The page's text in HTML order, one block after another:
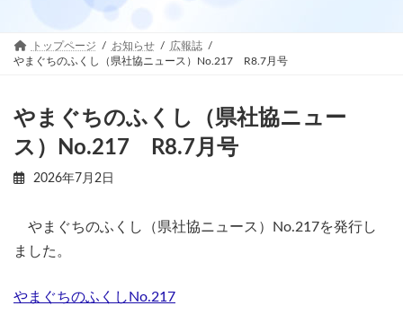
トップページ お知らせ
広報誌
やまぐちのふくし（県社協ニュース）No.217 R8.7月号
やまぐちのふくし（県社協ニュー
ス）No.217 R8.7月号
2026年7月2日
やまぐちのふくし（県社協ニュース）No.217を発行し
ました。
やまぐちのふくしNo.217